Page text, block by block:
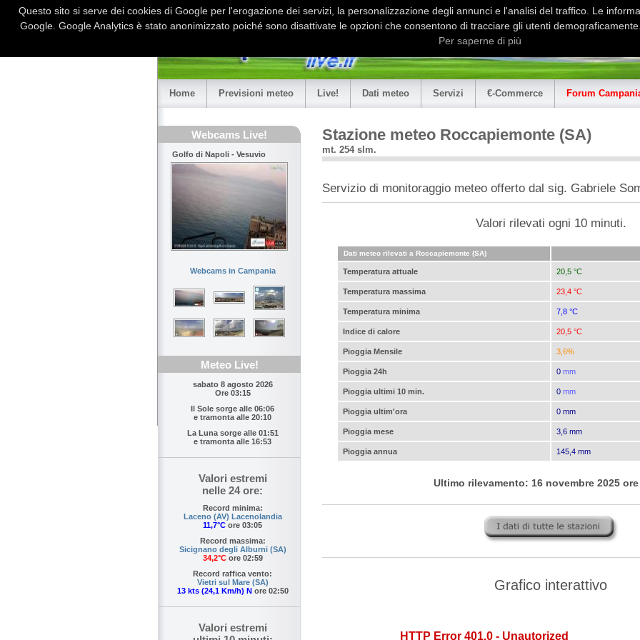
Home Previsioni meteo Live! Dati meteo Servizi €-Commerce Forum
Webcams Live!
Golfo di Napoli - Vesuvio
Webcams in Campania
Meteo Live!
sabato 8 agosto 2026
Ore 03:15
Il Sole sorge alle 06:06
e tramonta alle 20:10
La Luna sorge alle 01:51
e tramonta alle 16:53
Valori estremi
nelle 24 ore:
Record minima:
Laceno (AV) Lacenolandia
11,7°C ore 03:05
Record massima:
Sicignano degli Alburni (SA)
34,2°Core 02:59
Record raffica vento:
Vietri sul Mare (SA)
13 kts (24,1 Km/h) N ore 02:50
Valori estremi
Stazione meteo Roccapiemonte (SA)
mt. 254 slm.
Servizio di monitoraggio meteo offerto dal sig. Gabriele
Valori rilevati ogni 10 minuti.
Dati meteo rilevati a Roccapiemonte (SA)
Temperatura attuale 20,5 °C
Temperatura massima 23,4 °C
Temperatura minima 7,8 °C
Indice di calore 20,5 °C
Pioggia Mensile 3,6%
Pioggia 24h 0 mm
Pioggia ultimi 10 min. 0 mm
Pioggia ultim'ora 0 mm
Pioggia mese 3,6 mm
Pioggia annua 145,4 mm
Ultimo rilevamento: 16 novembre 2025
Grafico interattivo
Questo sito si serve dei cookies di Google per l'erogazione dei servizi, la personalizzazione degli annunci e l'analisi del traffico. Le
Google. Google Analytics è stato anonimizzato poiché sono disattivate le opzioni che consentono di tracciare gli utenti
Per saperne di più